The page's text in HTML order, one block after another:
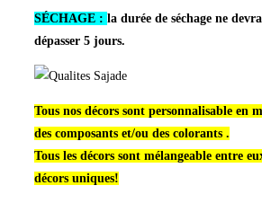
SÉCHAGE : la durée de séchage ne
dépasser 5 jours.
Tous nos décors sont personnalisable en
des composants et/ou des colorants .
Tous les décors sont mélangeable entre
décors uniques!